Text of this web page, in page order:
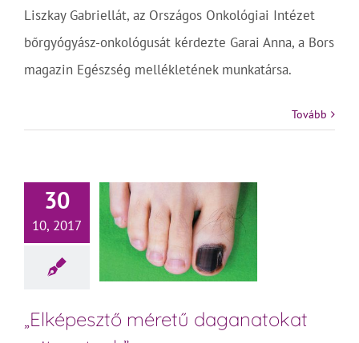
Liszkay Gabriellát, az Országos Onkológiai Intézet
bőrgyógyász-onkológusát kérdezte Garai Anna, a Bors
magazin Egészség mellékletének munkatársa.
Tovább
30
10, 2017
„Elképesztő méretű daganatokat